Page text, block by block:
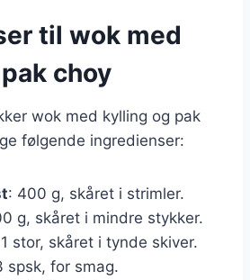
til wok med
choy
wok med kylling og pak
følgende ingredienser:
: 400 g, skåret i strimler.
g, skåret i mindre stykker.
stor, skåret i tynde skiver.
spsk, for smag.